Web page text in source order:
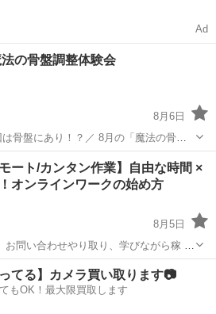
Ad
の骨盤調整体験会
8月6日
骨盤にあり！？／ 8月の「魔法の骨盤
ている、歪んでい
けどそん
ワークショップ 体験会
モート/カンタン作業】自由な時間 ×
オンラインワークの始め方
8月5日
期的にお付き合いできる方で、業 務 連...
ョップ オンライン
ってる】カメラ買い取ります📷
もOK！最大限買取します